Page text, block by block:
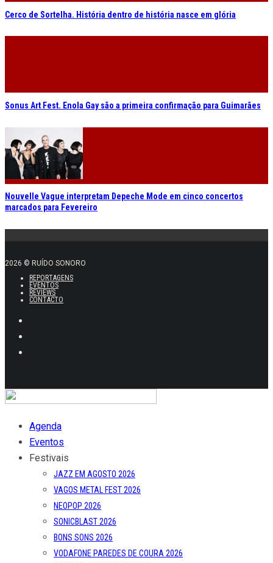
Cerco de Sortelha. História dentro de história nasce em glória
Sonus Art Fest. Enola Gay são a primeira confirmação para Guimarães
Nouvelle Vague interpretam Depeche Mode em cinco concertos
marcados para Fevereiro
2026 © RUÍDO SONORO
REPORTAGENS
EVENTOS
REVIEWS
CONTACTO
Agenda
Eventos
Festivais
JAZZ EM AGOSTO 2026
VAGOS METAL FEST 2026
NEOPOP 2026
SONICBLAST 2026
BONS SONS 2026
VODAFONE PAREDES DE COURA 2026